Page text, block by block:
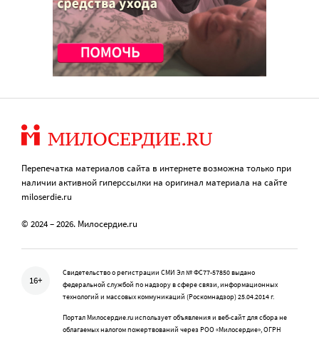
Перепечатка материалов сайта в интернете возможна только при
наличии активной гиперссылки на оригинал материала на сайте
miloserdie.ru
© 2024 – 2026. Милосердие.ru
16+
Свидетельство о регистрации СМИ Эл № ФС77-57850 выдано
федеральной службой по надзору в сфере связи, информационных
технологий и массовых коммуникаций (Роскомнадзор) 25.04.2014 г.
Портал Милосердие.ru использует объявления и веб-сайт для сбора не
облагаемых налогом пожертвований через РОО «Милосердие», ОГРН